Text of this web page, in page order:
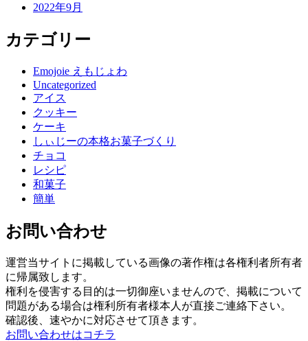
2022年9月
カテゴリー
Emojoie えもじょわ
Uncategorized
アイス
クッキー
ケーキ
しぃじーの本格お菓子づくり
チョコ
レシピ
和菓子
簡単
お問い合わせ
運営当サイトに掲載している画像の著作権は各権利者所有者
に帰属致します。
権利を侵害する目的は一切御座いませんので、掲載について
問題がある場合は権利所有者様本人が直接ご連絡下さい。
確認後、速やかに対応させて頂きます。
お問い合わせはコチラ